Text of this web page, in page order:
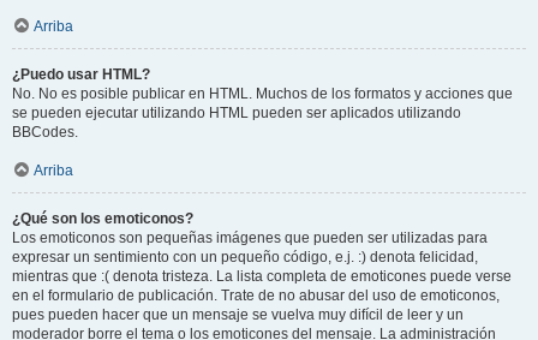
Arriba
¿Puedo usar HTML?
No. No es posible publicar en HTML. Muchos de los formatos y acciones que
se pueden ejecutar utilizando HTML pueden ser aplicados utilizando
BBCodes.
Arriba
¿Qué son los emoticonos?
Los emoticonos son pequeñas imágenes que pueden ser utilizadas para
expresar un sentimiento con un pequeño código, e.j. :) denota felicidad,
mientras que :( denota tristeza. La lista completa de emoticones puede verse
en el formulario de publicación. Trate de no abusar del uso de emoticonos,
pues pueden hacer que un mensaje se vuelva muy difícil de leer y un
moderador borre el tema o los emoticones del mensaje. La administración